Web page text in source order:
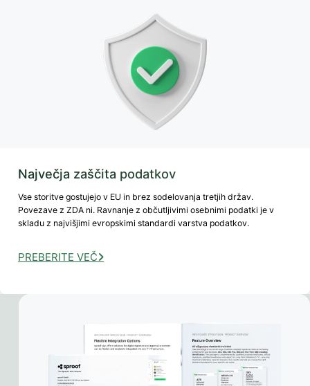
Največja zaščita podatkov
Vse storitve gostujejo v EU in brez sodelovanja tretjih držav.
Povezave z ZDA ni. Ravnanje z občutljivimi osebnimi podatki je v
skladu z najvišjimi evropskimi standardi varstva podatkov.
PREBERITE VEČ